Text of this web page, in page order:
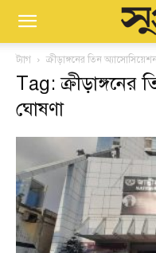
ট্যাগ ক্রীড়াঙ্গনের তিন
Tag: ক্রীড়াঙ্গনের
ঘোষণা